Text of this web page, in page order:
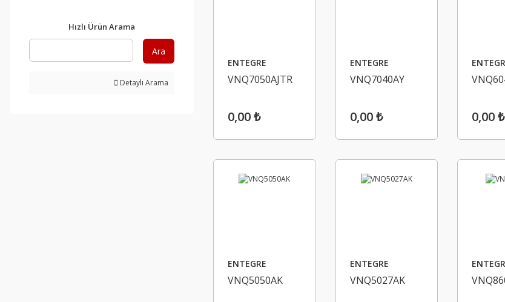
Hızlı Ürün Arama
Ara
Detaylı Arama
ENTEGRE
VNQ7050AJTR
0,00 ₺
ENTEGRE
VNQ7040AY
0,00 ₺ 0,00 ₺
ENTEGRE
VNQ5050AK
ENTEGRE
VNQ5027AK